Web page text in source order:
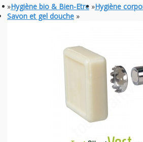
»Hygiène bio & Bien-Etre »Hygiène
Savon et gel douche »